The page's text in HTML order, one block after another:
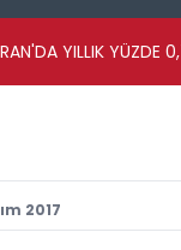
YILLIK YÜZDE
2017